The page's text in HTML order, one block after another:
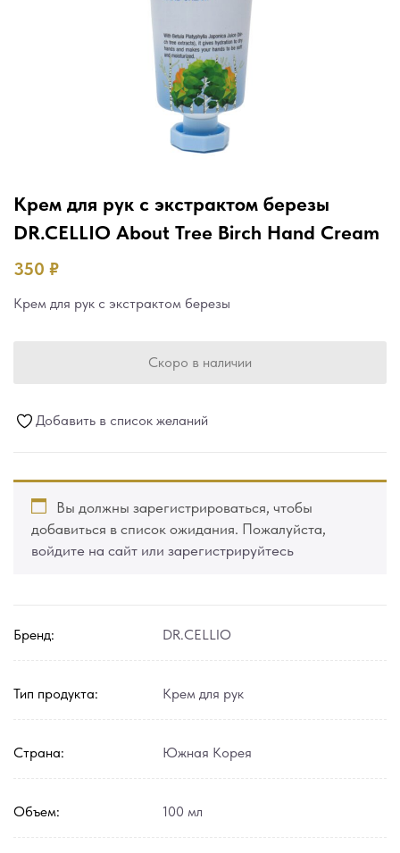
Крем для рук с экстрактом березы
DR.CELLIO About Tree Birch Hand Cream
350 ₽
Крем для рук с экстрактом березы
Скоро в наличии
Добавить в список желаний
Вы должны зарегистрироваться, чтобы
добавиться в список ожидания. Пожалуйста,
войдите на сайт или зарегистрируйтесь
Бренд: DR.CELLIO
Тип продукта: Крем для рук
Страна: Южная Корея
Объем: 100 мл